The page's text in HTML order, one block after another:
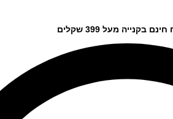
בקנייה מעל 399 שקלים